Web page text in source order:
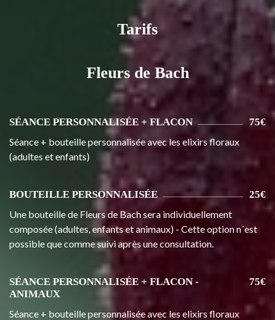
Tarifs
Fleurs de Bach
SÉANCE PERSONNALISÉE + FLACON
75€
Séance + bouteille personnalisée avec les elixirs floraux
(adultes et enfants)
BOUTEILLE PERSONNALISÉE
25€
Une bouteille de Fleurs de Bach sera individuellement
composée (adultes, enfants et animaux) - Cette option n´est
possible que comme suivi après une consultation.
SÉANCE PERSONNALISÉE + FLACON -
ANIMAUX
75€
Séance + bouteille personnalisée avec les elixirs floraux